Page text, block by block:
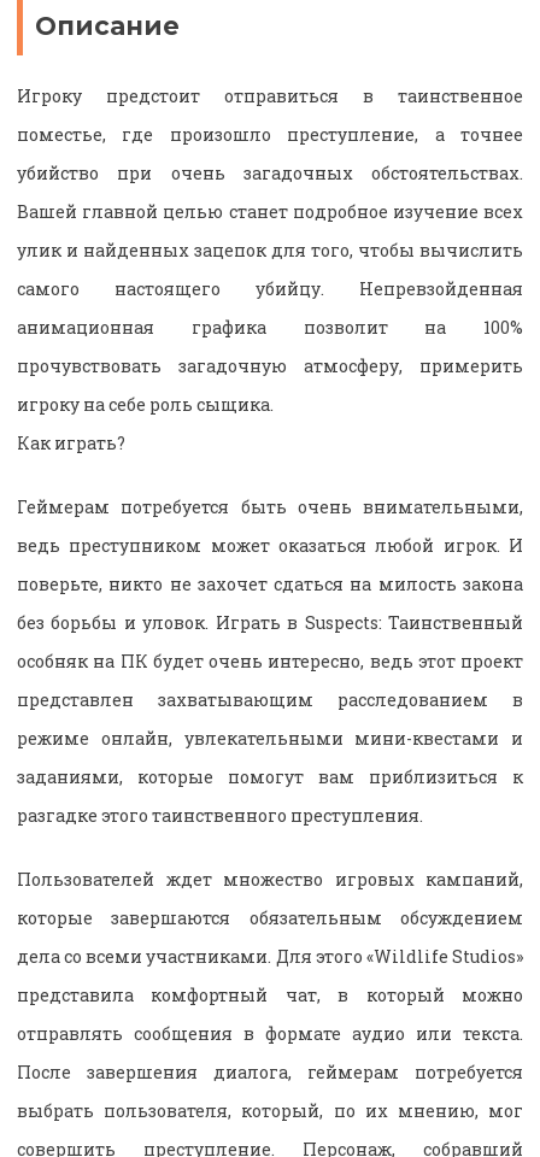
Описание
Игроку предстоит отправиться в таинственное
поместье, где произошло преступление, а точнее
убийство при очень загадочных обстоятельствах.
Вашей главной целью станет подробное изучение всех
улик и найденных зацепок для того, чтобы вычислить
самого настоящего убийцу. Непревзойденная
анимационная графика позволит на 100%
прочувствовать загадочную атмосферу, примерить
игроку на себе роль сыщика.
Как играть?
Геймерам потребуется быть очень внимательными,
ведь преступником может оказаться любой игрок. И
поверьте, никто не захочет сдаться на милость закона
без борьбы и уловок. Играть в Suspects: Таинственный
особняк на ПК будет очень интересно, ведь этот проект
представлен захватывающим расследованием в
режиме онлайн, увлекательными мини-квестами и
заданиями, которые помогут вам приблизиться к
разгадке этого таинственного преступления.
Пользователей ждет множество игровых кампаний,
которые завершаются обязательным обсуждением
дела со всеми участниками. Для этого «Wildlife Studios»
представила комфортный чат, в который можно
отправлять сообщения в формате аудио или текста.
После завершения диалога, геймерам потребуется
выбрать пользователя, который, по их мнению, мог
совершить преступление. Персонаж, собравший